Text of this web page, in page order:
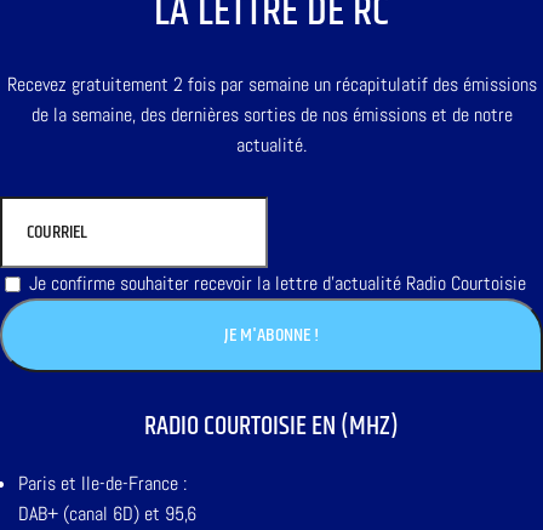
Recevez gratuitement 2 fois par semaine un récapitulatif des émissions
de la semaine, des dernières sorties de nos émissions et de notre
actualité.
Je confirme souhaiter recevoir la lettre d'actualité Radio Courtoisie
RADIO COURTOISIE EN (MHZ)
Paris et Ile-de-France :
DAB+ (canal 6D) et 95,6